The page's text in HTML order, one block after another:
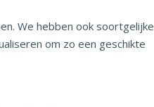
We hebben ook soortgelijke
om zo een geschikte